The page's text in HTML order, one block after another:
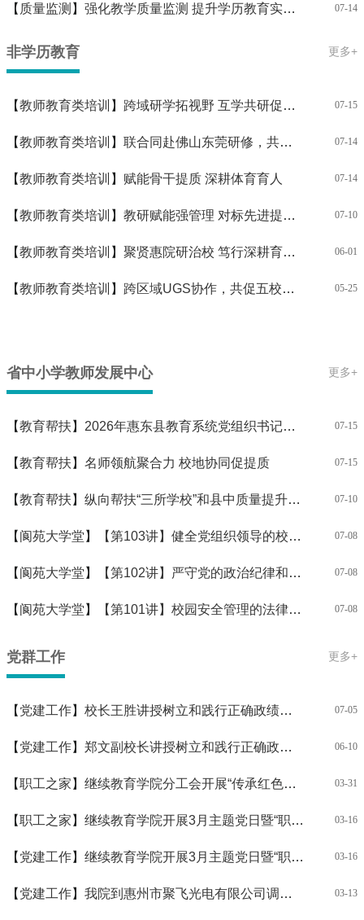
【 质量监测 】 强化教学质量监测 提升学历教育实效—— 我院有序开展二级学院调研指导工作 07-14
非学历教育 更多+
【教师教育类培训 】 跨域研学拓视野 互学共研促提升 07-15
【教师教育类培训 】 联合同赴佛山东莞研修，共促教师教学策略提升 07-14
【教师教育类培训 】 赋能骨干提质 深耕体育育人 07-14
【教师教育类培训 】 教研赋能强管理 对标先进提质效 07-10
【教师教育类培训 】 聚贤惠院研治校 笃行深耕育新程—— 2026年惠州市初中校长任职资格培训班在我校开班 06-01
【教师教育类培训 】 跨区域UGS协作，共促五校小学语文教师教学技能提升 05-25
省中小学教师发展中心 更多+
【教育帮扶 】 2026年惠东县教育系统党组织书记、校长读书班在我校开班 07-15
【教育帮扶 】 名师领航聚合力 校地协同促提质 07-15
【教育帮扶 】 纵向帮扶“三所学校”和县中质量提升工程—— 2026年惠东县、博罗县中小学教学副校长综合能力提升培训在我校开班 07-10
【 阆苑大学堂 】 【第103讲】健全党组织领导的校长负责制 筑牢学校发展政治根基 07-08
【 阆苑大学堂 】 【第102讲】严守党的政治纪律和政治规矩 筑牢校园清廉办学制度防线 做政治上的“明白人” 07-08
【 阆苑大学堂 】 【第101讲】校园安全管理的法律底线与操作细节 07-08
党群工作 更多+
【 党建工作】 校长王胜讲授树立和践行正确政绩观专题党课 07-05
【 党建工作】 郑文副校长讲授树立和践行正确政绩观专题党课 06-10
【职工之家 】 继续教育学院分工会开展“传承红色精神 凝聚奋进力量”职工小家主题活动 03-31
【职工之家 】 继续教育学院开展3月主题党日暨“职工小家”观影活动 03-16
【 党建工作】 继续教育学院开展3月主题党日暨“职工小家”观影活动 03-16
【 党建工作】 我院到惠州市聚飞光电有限公司调研交流 03-13